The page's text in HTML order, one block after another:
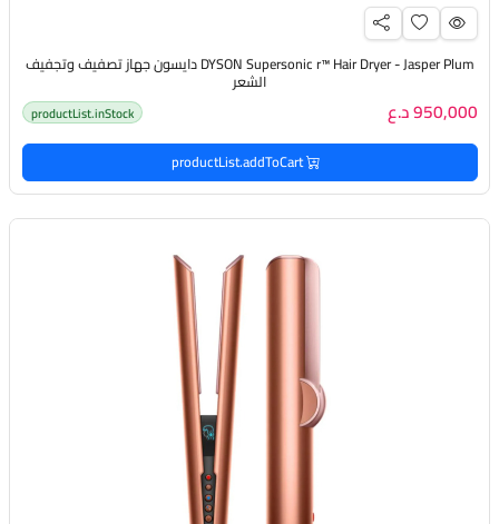
DYSON Supersonic r™️ Hair Dryer - Jasper Plum دايسون جهاز تصفيف وتجفيف
الشعر
950,000 د.ع productList.inStock
productList.addToCart